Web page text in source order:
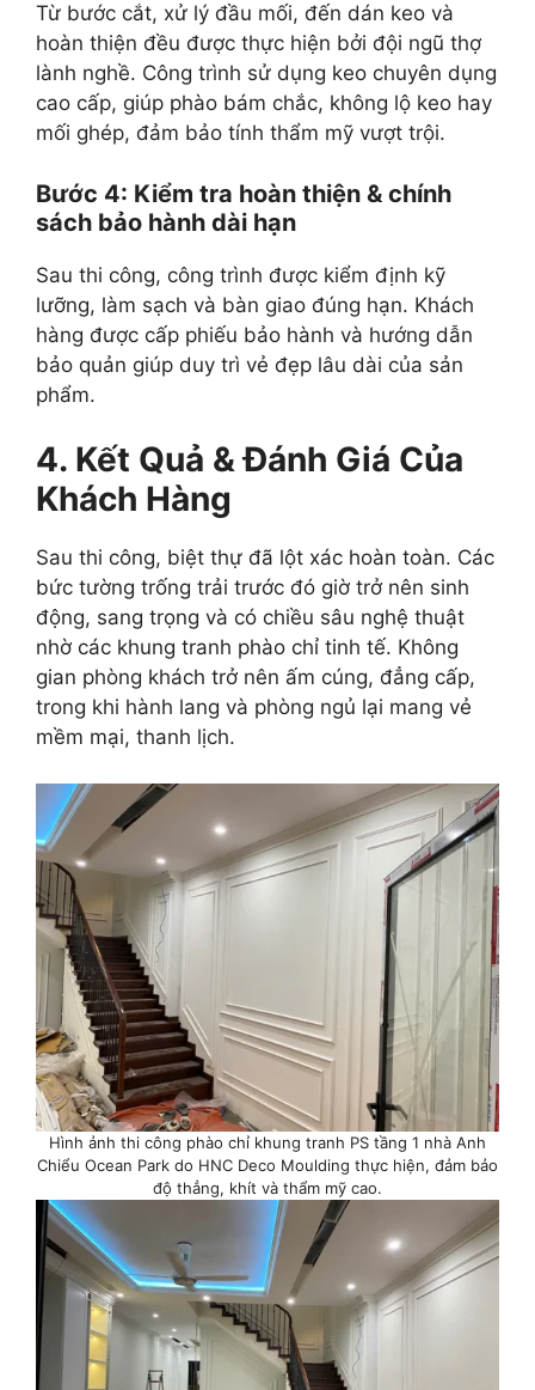
Từ bước cắt, xử lý đầu mối, đến dán keo và
hoàn thiện đều được thực hiện bởi đội ngũ thợ
lành nghề. Công trình sử dụng keo chuyên dụng
cao cấp, giúp phào bám chắc, không lộ keo hay
mối ghép, đảm bảo tính thẩm mỹ vượt trội.
Bước 4: Kiểm tra hoàn thiện & chính
sách bảo hành dài hạn
Sau thi công, công trình được kiểm định kỹ
lưỡng, làm sạch và bàn giao đúng hạn. Khách
hàng được cấp phiếu bảo hành và hướng dẫn
bảo quản giúp duy trì vẻ đẹp lâu dài của sản
phẩm.
4. Kết Quả & Đánh Giá Của
Khách Hàng
Sau thi công, biệt thự đã lột xác hoàn toàn. Các
bức tường trống trải trước đó giờ trở nên sinh
động, sang trọng và có chiều sâu nghệ thuật
nhờ các khung tranh phào chỉ tinh tế. Không
gian phòng khách trở nên ấm cúng, đẳng cấp,
trong khi hành lang và phòng ngủ lại mang vẻ
mềm mại, thanh lịch.
Hình ảnh thi công phào chỉ khung tranh PS tầng 1 nhà Anh
Chiểu Ocean Park do HNC Deco Moulding thực hiện, đảm bảo
độ thẳng, khít và thẩm mỹ cao.